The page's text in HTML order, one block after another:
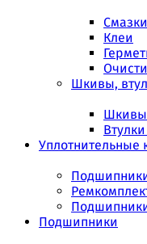
Смазки
Клеи
Шкивы,
Шкивы
Уплотнительные
Подшипники